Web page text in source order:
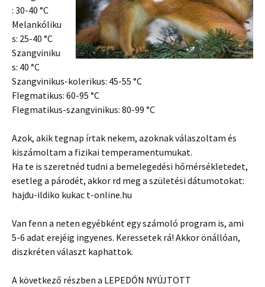
: 30-40 °C
Melankóliku
s: 25-40 °C
Szangviniku
s: 40 °C
Szangvinikus-kolerikus: 45-55 °C
Flegmatikus: 60-95 °C
Flegmatikus-szangvinikus: 80-99 °C
Azok, akik tegnap írtak nekem, azoknak válaszoltam és
kiszámoltam a fizikai temperamentumukat.
Ha te is szeretnéd tudni a bemelegedési hőmérsékletedet,
esetleg a párodét, akkor rd meg a születési dátumotokat:
hajdu-ildiko kukac t-online.hu
Van fenn a neten egyébként egy számoló program is, ami
5-6 adat erejéig ingyenes. Keressetek rá! Akkor önállóan,
diszkréten választ kaphattok.
A következő részben a LEPEDŐN NYÚJTOTT